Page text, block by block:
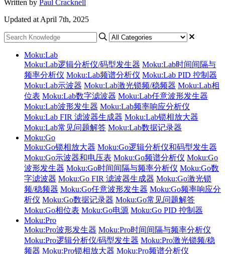
Written by Paul Cracknell
Updated at April 7th, 2025
Moku:Lab
Moku:Lab逻辑分析仪/码型发生器 Moku:Lab时间间隔与
频率分析仪 Moku:Lab频谱分析仪 Moku:Lab PID 控制器
Moku:Lab示波器 Moku:Lab激光锁频/稳频器 Moku:Lab相
位表 Moku:Lab数字滤波器 Moku:Lab任意波形发生器
Moku:Lab波形发生器 Moku:Lab频率响应分析仪
Moku:Lab FIR 滤波器生成器 Moku:Lab锁相放大器
Moku:Lab常见问题解答 Moku:Lab数据记录器
Moku:Go
Moku:Go锁相放大器 Moku:Go逻辑分析仪和码型发生器
Moku:Go示波器和电压表 Moku:Go频谱分析仪 Moku:Go
波形发生器 Moku:Go时间间隔与频率分析仪 Moku:Go数
字滤波器 Moku:Go FIR 滤波器生成器 Moku:Go激光锁
频/稳频器 Moku:Go任意波形发生器 Moku:Go频率响应分
析仪 Moku:Go数据记录器 Moku:Go常见问题解答
Moku:Go相位表 Moku:Go电源 Moku:Go PID 控制器
Moku:Pro
Moku:Pro波形发生器 Moku:Pro时间间隔与频率分析仪
Moku:Pro逻辑分析仪/码型发生器 Moku:Pro激光锁频/稳
频器 Moku:Pro锁相放大器 Moku:Pro频谱分析仪